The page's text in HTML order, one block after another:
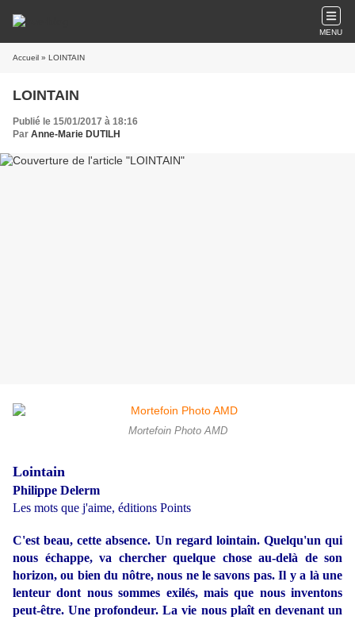
MENU
Accueil » LOINTAIN
LOINTAIN
Publié le 15/01/2017 à 18:16
Par Anne-Marie DUTILH
Mortefoin Photo AMD
Lointain
Philippe Delerm
Les mots que j'aime, éditions Points
C'est beau, cette absence. Un regard lointain. Quelqu'un qui
nous échappe, va chercher quelque chose au-delà de son
horizon, ou bien du nôtre, nous ne le savons pas. Il y a là une
lenteur dont nous sommes exilés, mais que nous inventons
peut-être. Une profondeur. La vie nous plaît en devenant un